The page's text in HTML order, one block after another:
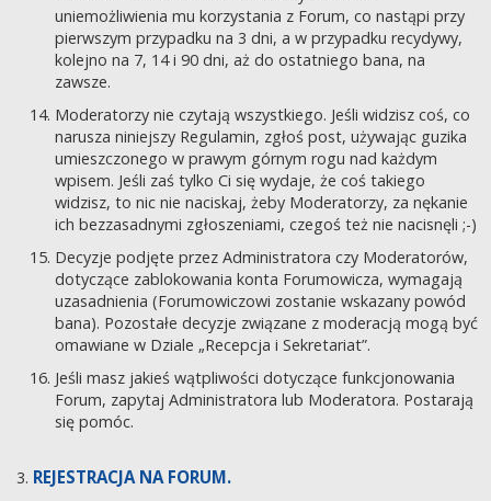
uniemożliwienia mu korzystania z Forum, co nastąpi przy
pierwszym przypadku na 3 dni, a w przypadku recydywy,
kolejno na 7, 14 i 90 dni, aż do ostatniego bana, na
zawsze.
Moderatorzy nie czytają wszystkiego. Jeśli widzisz coś, co
narusza niniejszy Regulamin, zgłoś post, używając guzika
umieszczonego w prawym górnym rogu nad każdym
wpisem. Jeśli zaś tylko Ci się wydaje, że coś takiego
widzisz, to nic nie naciskaj, żeby Moderatorzy, za nękanie
ich bezzasadnymi zgłoszeniami, czegoś też nie nacisnęli ;-)
Decyzje podjęte przez Administratora czy Moderatorów,
dotyczące zablokowania konta Forumowicza, wymagają
uzasadnienia (Forumowiczowi zostanie wskazany powód
bana). Pozostałe decyzje związane z moderacją mogą być
omawiane w Dziale „Recepcja i Sekretariat”.
Jeśli masz jakieś wątpliwości dotyczące funkcjonowania
Forum, zapytaj Administratora lub Moderatora. Postarają
się pomóc.
REJESTRACJA NA FORUM.